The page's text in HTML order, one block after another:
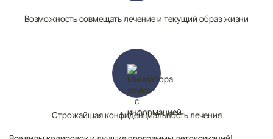
Возможность совмещать лечение и текущий образ жизни
Строжайшая конфиденциальность лечения